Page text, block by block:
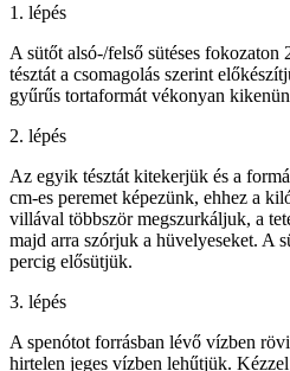
1. lépés
A sütőt alsó-/felső sütéses fokozaton
tésztát a csomagolás szerint
gyűrűs tortaformát vékonyan
2. lépés
Az egyik tésztát kitekerjük és a
cm-es peremet képezünk, ehhez a
villával többször megszurkáljuk, a
majd arra szórjuk a hüvelyeseket. A
percig elősütjük.
3. lépés
A spenótot forrásban lévő vízben
hirtelen jeges vízben lehűtjük.